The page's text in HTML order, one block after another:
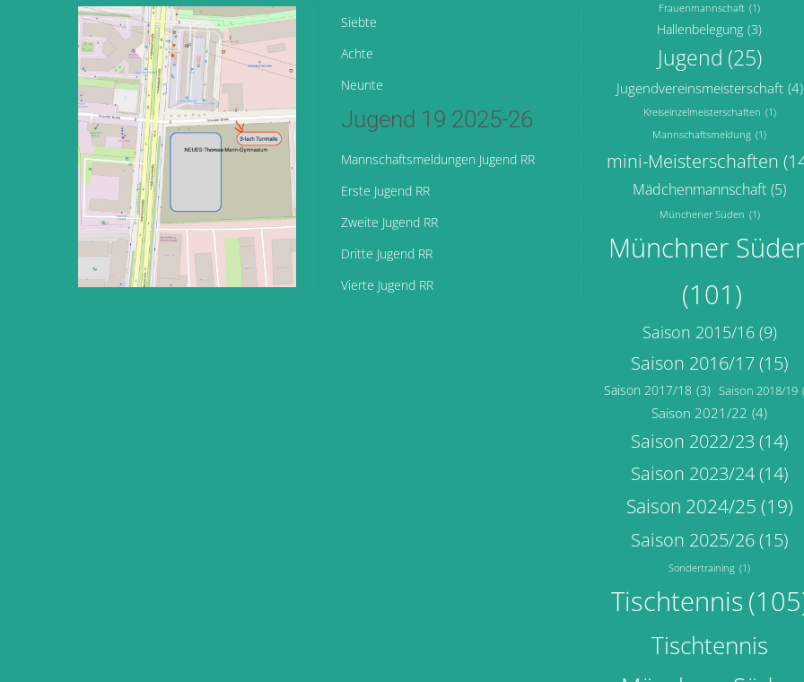
Siebte
Achte
Neunte
Jugend 19 2025-26
Mannschaftsmeldungen Jugend RR
Erste Jugend RR
Zweite Jugend RR
Dritte Jugend RR
Vierte Jugend RR
Frauenmannschaft (1)
Hallenbelegung (3)
Jugend (25)
Jugendvereinsmeisterschaft (4)
Kreiseinzelmeisterschaften (1)
Mannschaftsmeldung (1)
mini-Meisterschaften
Mädchenmannschaft (5)
Münchener Süden (1)
Münchner
(101)
Saison 2015/16 (9)
Saison 2016/17(15)
Saison 2017/18 (3) Saison 2018/19
Saison 2021/22 (4)
Saison 2022/23 (14)
Saison 2023/24(14)
Saison 2024/25 (19)
Saison 2025/26(15)
Sondertraining (1)
Tischtennis
Tischtennis